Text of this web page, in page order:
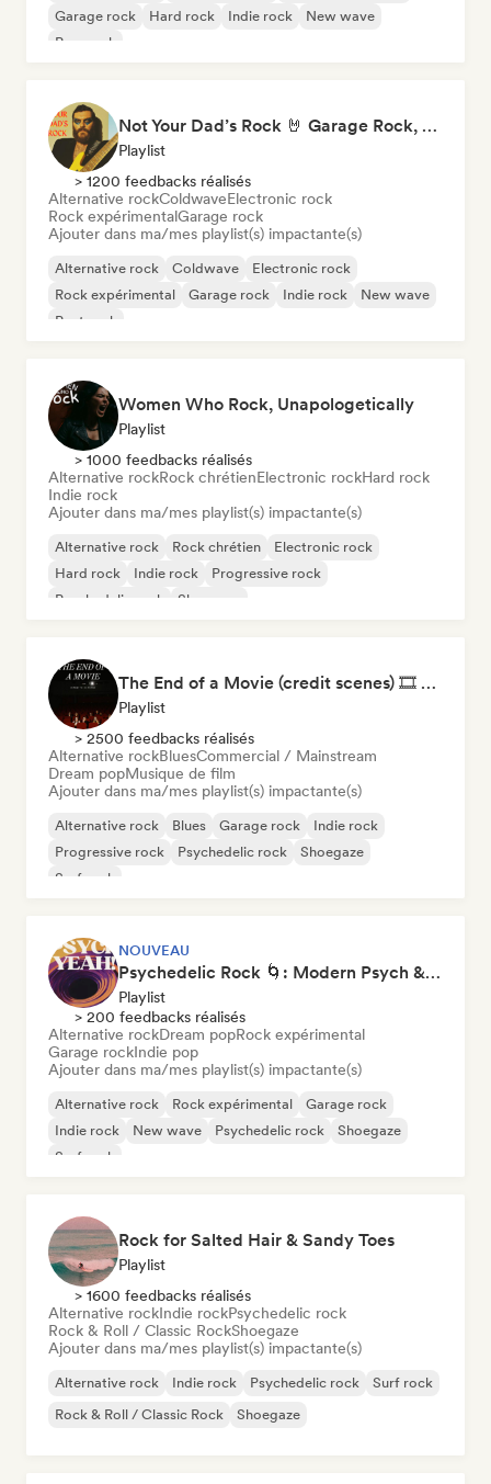
Garage rock
Hard rock Indie rock
New wave
Pop punk
Not Your Dad’s Rock 🤘 Garage Rock, Alt-Rock & Indie Anthems
Playlist
> 1200 feedbacks réalisés
Alternative rockColdwaveElectronic rock
Rock expérimentalGarage rock
Ajouter dans ma/mes playlist(s) impactante(s)
Alternative rock Coldwave
Electronic rock
Rock expérimental
Garage rock Indie rock
New wave
Post rock
Women Who Rock, Unapologetically
Playlist
> 1000 feedbacks réalisés
Alternative rockRock chrétienElectronic rockHard rock
Indie rock
Ajouter dans ma/mes playlist(s) impactante(s)
Alternative rock Rock chrétien
Electronic rock
Hard rock
Indie rock
Progressive rock
Psychedelic rock
Shoegaze
The End of a Movie (credit scenes) 🎞️ Cinematic Dream Pop & Bedroom Indie
Playlist
> 2500 feedbacks réalisés
Alternative rockBluesCommercial / Mainstream
Dream popMusique de film
Ajouter dans ma/mes playlist(s) impactante(s)
Alternative rock Blues Garage rock
Indie rock
Progressive rock
Psychedelic rock
Shoegaze
Surf rock
NOUVEAU
Psychedelic Rock 🌀: Modern Psych & Turkish Vibes
Playlist
> 200 feedbacks réalisés
Alternative rockDream popRock expérimental
Garage rockIndie pop
Ajouter dans ma/mes playlist(s) impactante(s)
Alternative rock Rock expérimental
Garage rock
Indie rock
New wave Psychedelic rock
Shoegaze
Surf rock
Rock for Salted Hair & Sandy Toes
Playlist
> 1600 feedbacks réalisés
Alternative rockIndie rockPsychedelic rock
Rock & Roll / Classic RockShoegaze
Ajouter dans ma/mes playlist(s) impactante(s)
Alternative rock Indie rock Psychedelic rock
Surf rock
Rock & Roll / Classic Rock
Shoegaze